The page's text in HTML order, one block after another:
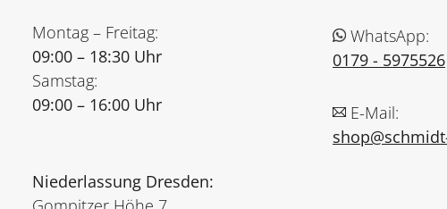
Montag – Freitag:
09:00 – 18:30 Uhr
Samstag:
09:00 – 16:00 Uhr
Niederlassung Dresden:
WhatsApp:
0179 - 5975526
E-Mail: